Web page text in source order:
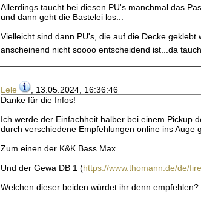
Allerdings taucht bei diesen PU's manchmal das
und dann geht die Bastelei los...
Vielleicht sind dann PU's, die auf die Decke
anscheinend nicht soooo entscheidend ist...da
Lele
, 13.05.2024, 16:36:46
Danke für die Infos!
Ich werde der Einfachheit halber bei einem Pickup
durch verschiedene Empfehlungen online ins Auge
Zum einen der K&K Bass Max
Und der Gewa DB 1 (https://www.thomann.de/de/
Welchen dieser beiden würdet ihr denn empfehlen?